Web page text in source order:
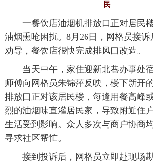
旅游 理财 政务
看天下 晋月读 最太原
太原晚报 热评
民
一餐饮店油烟机排放口正对居民
油烟熏呛困扰。8月26日，网格员接
劝导，餐饮店很快完成排风口改造。
当天中午，家住迎新北巷办事处
师傅向网格员朱锦萍反映，楼下新开
排放口正对该居民楼，每逢用餐高峰
烈的油烟味直灌居民家，导致附近住
生活受到影响。众人多次与商户协商
寻求社区帮忙。
接到投诉后，网格员立即赴现场